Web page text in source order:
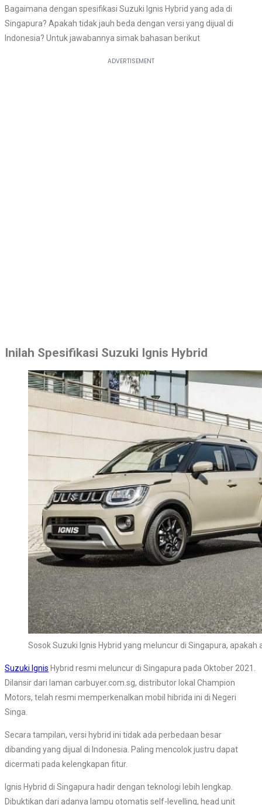
Bagaimana dengan spesifikasi Suzuki Ignis Hybrid yang ada di
Singapura? Apakah tidak jauh beda dengan versi yang dijual di
Indonesia? Untuk jawabannya simak bahasan berikut
Inilah Spesifikasi Suzuki Ignis Hybrid
Sosok Suzuki Ignis Hybrid yang meluncur di Singapura, apakah
Suzuki Ignis Hybrid resmi meluncur di Singapura pada Oktober 2021.
Dilansir dari laman carbuyer.com.sg, distributor lokal Champion
Motors, telah resmi memperkenalkan mobil hibrida ini di Negeri
Singa.
Secara tampilan, versi hybrid ini tidak ada perbedaan besar
dibanding yang dijual di Indonesia. Paling mencolok justru dapat
dicermati pada kelengkapan fitur.
Ignis Hybrid di Singapura hadir dengan teknologi lebih lengkap.
Dibuktikan dari adanya lampu otomatis self-levelling, head unit